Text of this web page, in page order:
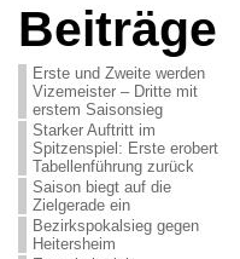
Beiträge
Erste und Zweite werden
Vizemeister – Dritte mit
erstem Saisonsieg
Starker Auftritt im
Spitzenspiel: Erste erobert
Tabellenführung zurück
Saison biegt auf die
Zielgerade ein
Bezirkspokalsieg gegen
Heitersheim